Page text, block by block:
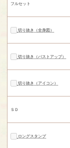
フルセット
切り抜き（全身図）
切り抜き（バストアップ）
切り抜き（アイコン）
ＳＤ
ロングスタンプ